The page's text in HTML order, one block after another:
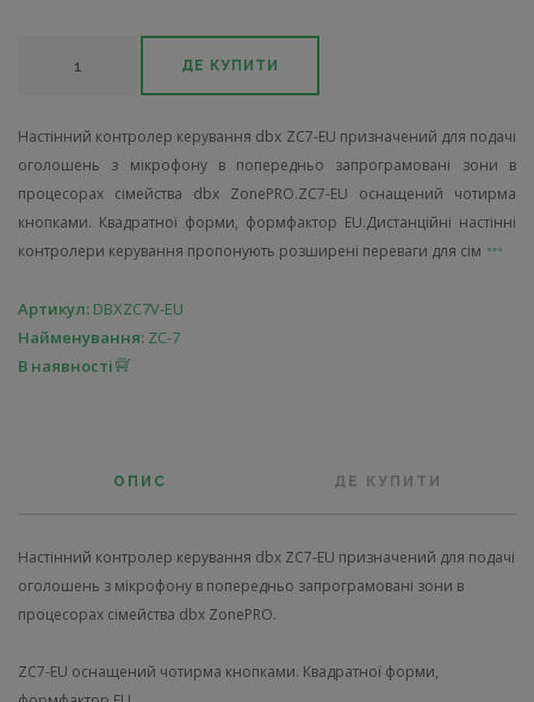
ДЕ КУПИТИ
Настінний контролер керування dbx ZC7-EU призначений для подачі
оголошень з мікрофону в попередньо запрограмовані зони в
процесорах сімейства dbx ZonePRO.ZC7-EU оснащений чотирма
кнопками. Квадратної форми, формфактор EU.Дистанційні настінні
контролери керування пропонують розширені переваги для сім
Артикул: DBXZC7V-EU
Найменування: ZC-7
В наявності
ОПИС ДЕ КУПИТИ
Настінний контролер керування dbx ZC7-EU призначений для подачі
оголошень з мікрофону в попередньо запрограмовані зони в
процесорах сімейства dbx ZonePRO.
ZC7-EU оснащений чотирма кнопками. Квадратної форми,